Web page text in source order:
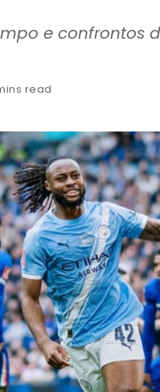
e confrontos
read